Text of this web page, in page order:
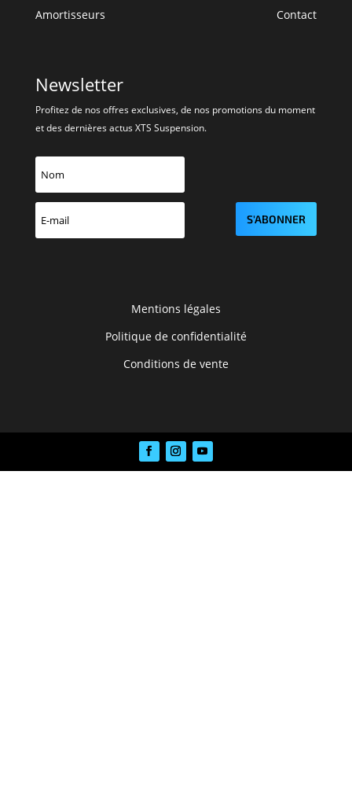
Amortisseurs
Contact
Newsletter
Profitez de nos offres exclusives, de nos promotions du moment
et des dernières actus XTS Suspension.
S'ABONNER
Mentions légales
Politique de confidentialité
Conditions de vente